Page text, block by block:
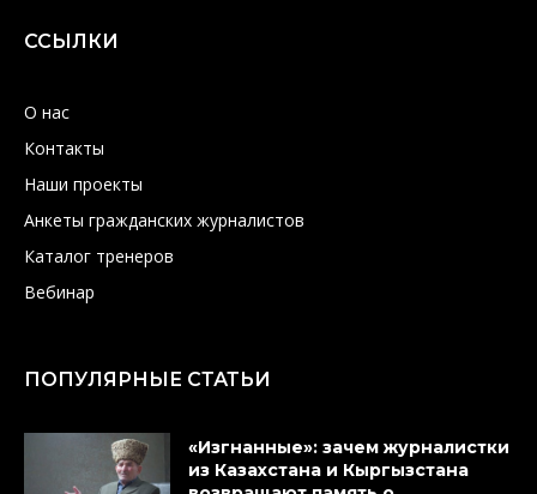
ССЫЛКИ
О нас
Контакты
Наши проекты
Анкеты гражданских журналистов
Каталог тренеров
Вебинар
ПОПУЛЯРНЫЕ СТАТЬИ
«Изгнанные»: зачем журналистки
из Казахстана и Кыргызстана